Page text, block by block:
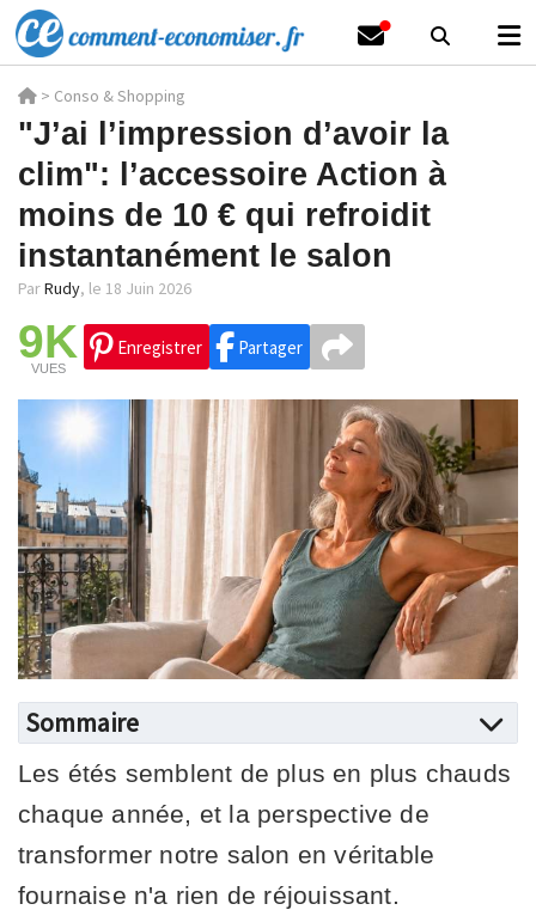
> Conso & Shopping
"J’ai l’impression d’avoir la
clim": l’accessoire Action à
moins de 10 € qui refroidit
instantanément le salon
ParRudy, le 18 Juin 2026
9K
VUES
Enregistrer Partager
Sommaire
Les étés semblent de plus en plus chauds
chaque année, et la perspective de
transformer notre salon en véritable
fournaise n'a rien de réjouissant.